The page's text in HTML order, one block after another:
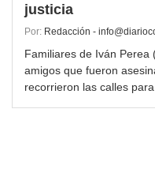
justicia
Por: Redacción -
Familiares de Iván
amigos que fueron
recorrieron las calles